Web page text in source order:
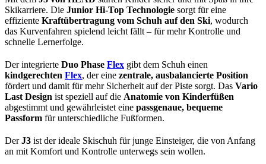
Skikarriere. Die Junior Hi-Top Technologie sorgt für eine
effiziente Kraftübertragung vom Schuh auf den Ski, wodurch
das Kurvenfahren spielend leicht fällt – für mehr Kontrolle und
schnelle Lernerfolge.
Der integrierte Duo Phase Flex gibt dem Schuh einen
kindgerechten Flex, der eine zentrale, ausbalancierte Position
fördert und damit für mehr Sicherheit auf der Piste sorgt. Das Vario
Last Design ist speziell auf die Anatomie von Kinderfüßen
abgestimmt und gewährleistet eine passgenaue, bequeme
Passform für unterschiedliche Fußformen.
DerJ3 ist der ideale Skischuh für junge Einsteiger, die von Anfang
an mit Komfort und Kontrolle unterwegs sein wollen.